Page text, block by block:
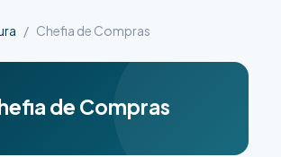
Chefia de Compras
de Compras